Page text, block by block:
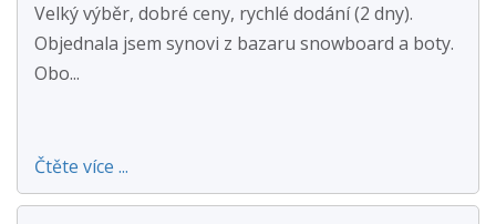
Velký výběr, dobré ceny, rychlé dodání (2 dny).
Objednala jsem synovi z bazaru snowboard a boty.
Obo...
Čtěte více ...